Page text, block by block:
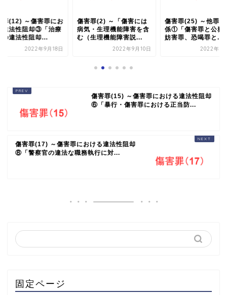
罪(12) ～傷害罪にお
違法性阻却③「治療
の違法性阻却...
2022年9月18日
傷害罪(2) ～「傷害には
病気・生理機能障害を含
む（生理機能障害説...
2022年9月10日
傷害罪(25) ～他罪と
係①「傷害罪と公務
妨害罪、恐喝罪と...
2022年10
傷害罪(15) ～傷害罪における違法性阻却
⑥「暴行・傷害罪における正当防...
傷害罪(17) ～傷害罪における違法性阻却
⑧「警察官の違法な職務執行に対...
固定ページ